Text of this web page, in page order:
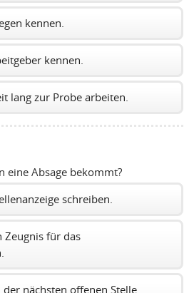
kennen.
kennen.
lang zur Probe arbeiten.
eine Absage bekommt?
schreiben.
für das
nächsten offenen Stelle